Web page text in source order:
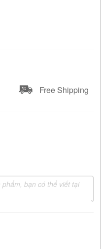
Free Shipping